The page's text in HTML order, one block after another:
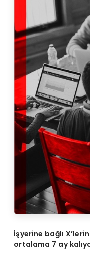
İşyerine bağlı X’
ortalama 7 ay kalı